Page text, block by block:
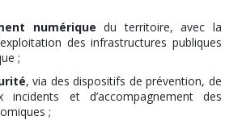
numériquedu territoire, avec la
des infrastructures publiques
;
, via des dispositifs de prévention, de
incidents et d’accompagnement des
;